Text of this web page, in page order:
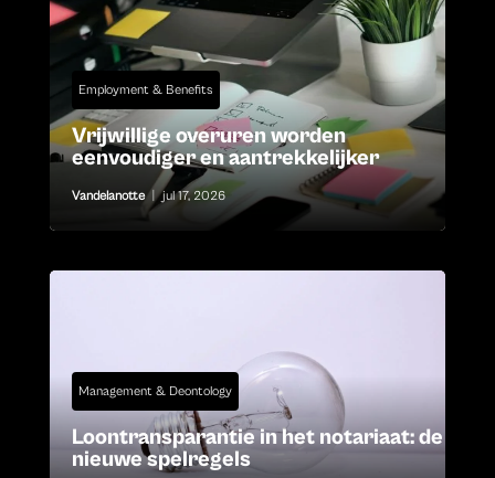
Employment & Benefits
Vrijwillige overuren worden
eenvoudiger en aantrekkelijker
Vandelanotte | jul 17, 2026
Management & Deontology
Loontransparantie in het notariaat: de
nieuwe spelregels